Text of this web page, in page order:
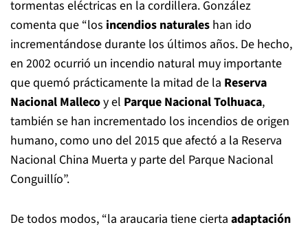
sobrepastoreo y la depredación de sus semillas (por
parte de especies introducidas). En algunos lugares,
incluso, se ven afectados por pinos exóticos invasores.
Pero, sin duda, uno de los factores más devastadores
es el fuego.
El 99,7 % de los incendios en Chile son provocados por
la acción humana intencional o accidental. Se suman
los incendios de origen natural, por ejemplo, por
tormentas eléctricas en la cordillera. González
incrementándose durante los últimos años. De hecho,